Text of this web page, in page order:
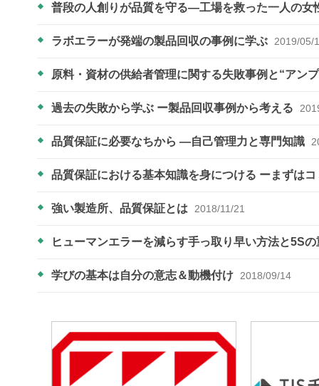
普段の人創りが品質を守る―工場を救った一人の女
ラボエラーが発端の製品回収の事例に学ぶ 2019/05/
原料・資材の供給者管理に関する失敗事例と“アン
過去の失敗から学ぶ ー製品回収事例から考える
品質保証に必要なちから ―自己管理力と専門知識
品質保証における基本知識を身につける ーまずは
強い製造所、品質保証とは 2018/11/21
ヒューマンエラーを減らす手っ取り早い方法と5S
学びの基本は自分の意志＆動機付け 2018/09/14